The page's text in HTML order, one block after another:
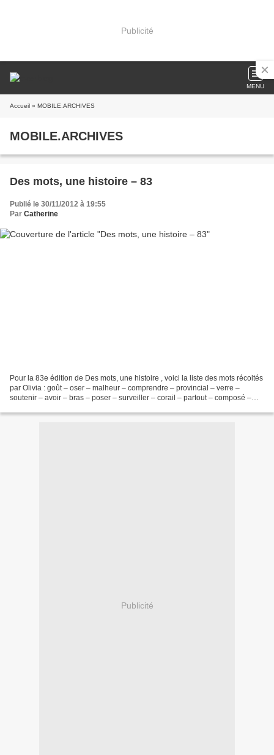
Publicité
MENU
Accueil » MOBILE.ARCHIVES
MOBILE.ARCHIVES
Des mots, une histoire – 83
Publié le 30/11/2012 à 19:55
Par Catherine
Pour la 83e édition de Des mots, une histoire , voici la liste des mots récoltés
par Olivia : goût – oser – malheur – comprendre – provincial – verre –
soutenir – avoir – bras – poser – surveiller – corail – partout – composé –
Publicité